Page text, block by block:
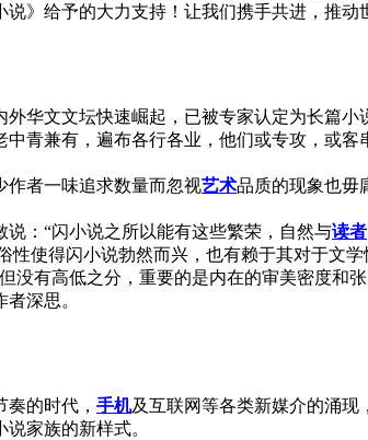
给予的大力支持！让我们携手共进，推动
文文坛快速崛起，已被专家认定为长篇小
兼有，遍布各行各业，他们或专攻，或客
者一味追求数量而忽视艺术品质的现象也毋
：“闪小说之所以能有这些繁荣，自然与读者
性使得闪小说勃然而兴，也有赖于其对于
没有高低之分，重要的是内在的审美密度和
深思。
的时代， 手机及互联网等各类新媒介的涌现
家族的新样式。